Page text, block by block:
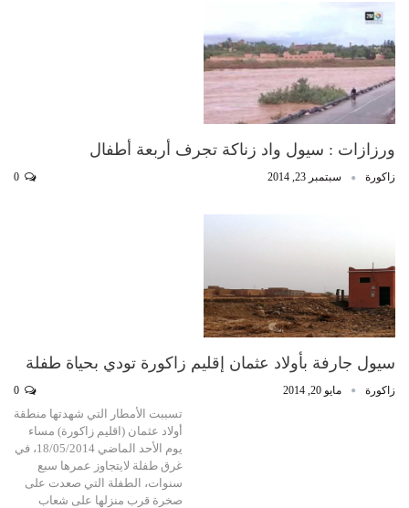
ورزازات : سيول واد زناكة تجرف أربعة أطفال
زاكورة سبتمبر 23, 2014
سيول جارفة بأولاد عثمان إقليم زاكورة تودي بحياة طفلة
زاكورة مايو 20, 2014
تسببت الأمطار التي شهدتها منطقة
أولاد عثمان (اقليم زاكورة) مساء
يوم الأحد الماضي 18/05/2014، في
غرق طفلة لايتجاوز عمرها سبع
سنوات، الطفلة التي صعدت على
صخرة قرب منزلها على شعاب